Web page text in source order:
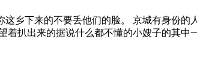
乡下来的不要丢他们的脸。 京城有身份
着扒出来的据说什么都不懂的小嫂子的其